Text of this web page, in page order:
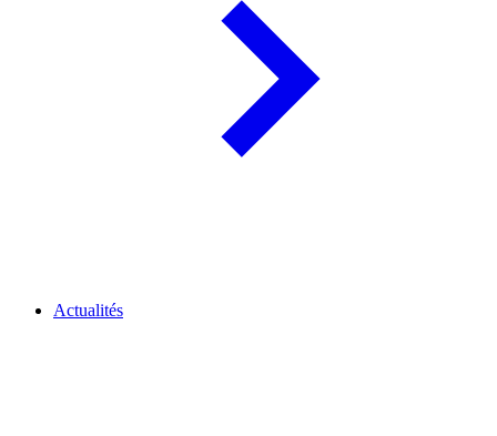
Actualités